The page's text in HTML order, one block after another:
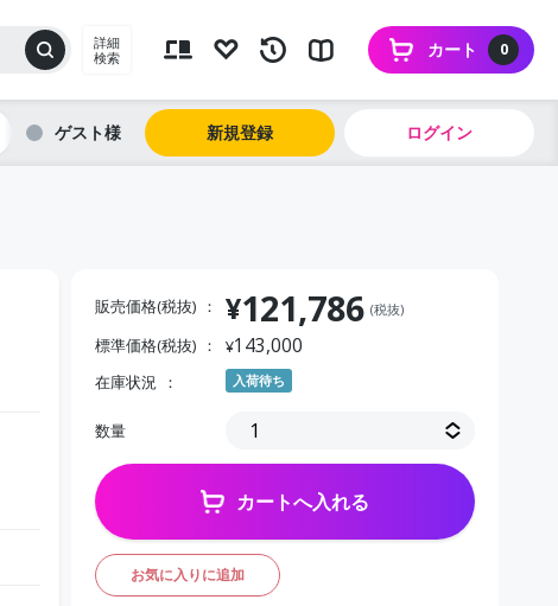
詳細
検索
0
カート
ゲスト 新規登録 ログイン
販売価格(税抜) ¥121,786 (税抜)
標準価格(税抜) ¥143,000
在庫状況 入荷待ち
数量
カートへ入れる
お気に入りに追加